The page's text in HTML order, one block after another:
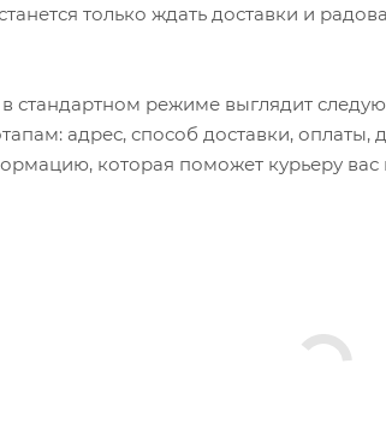
только ждать доставки и
стандартном режиме выглядит
адрес, способ доставки,
которая поможет курьеру